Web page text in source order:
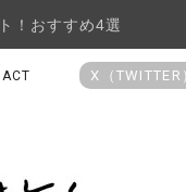
！おすすめ4選
X（TWITTER